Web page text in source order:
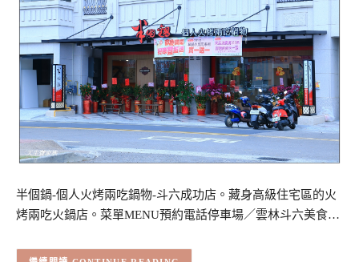
半個鍋-個人火烤兩吃鍋物-斗六成功店。藏身高級住宅區的火
烤兩吃火鍋店。菜單MENU預約電話停車場／雲林斗六美食…